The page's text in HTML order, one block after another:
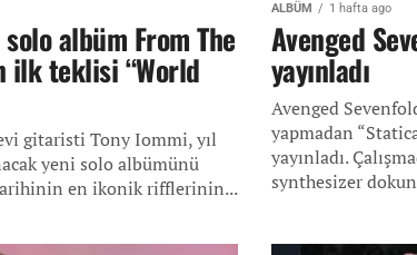
albüm From The
ilk teklisi “World
gitaristi Tony Iommi, yıl
yeni solo albümünü
en ikonik rifflerinin...
ALBÜM 1 hafta ago
Avenged
yayınladı
Avenged
yapmadan
yayınladı.
synthesizer